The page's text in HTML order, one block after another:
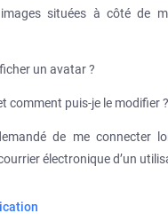
situées à côté de
un avatar ?
comment puis-je le modifier ?
de me connecter
électronique d’un